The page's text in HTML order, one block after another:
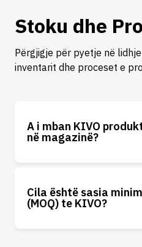
Stoku dhe
Përgjigje për pyetje në
inventarit dhe proceset e
A i mban KIVO
në magazinë?
Cila është sasia
(MOQ) te KIVO?